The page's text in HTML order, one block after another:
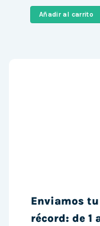
era:
220,73 €.
Añadir al carrito
Enviamos
récord: de 1